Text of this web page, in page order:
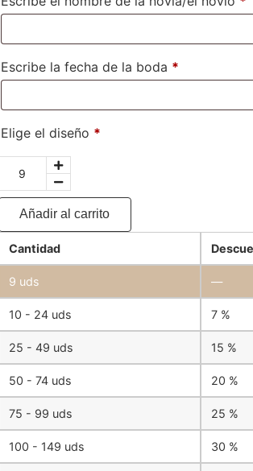
Escribe la fecha de la boda *
Elige el diseño *
Añadir al carrito
Cantidad
9 uds —
10 - 24 uds 7 %
25 - 49 uds 15 %
50 - 74 uds 20 %
75 - 99 uds 25 %
100 - 149 uds 30 %